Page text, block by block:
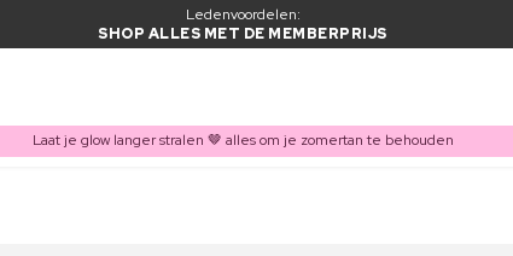
Ledenvoordelen:
SHOP ALLES MET DE MEMBERPRIJS
Laat je glow langer stralen 🤎 alles om je zomertan te behouden